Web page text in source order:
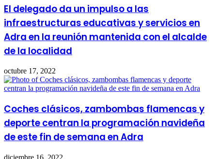
El delegado da un impulso a las
infraestructuras educativas y servicios en
Adra en la reunión mantenida con el alcalde
de la localidad
octubre 17, 2022
Coches clásicos, zambombas flamencas y
deporte centran la programación navideña
de este fin de semana en Adra
diciembre 16, 2022